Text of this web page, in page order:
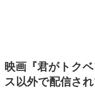
映画『君がトク
ス以外で配信さ